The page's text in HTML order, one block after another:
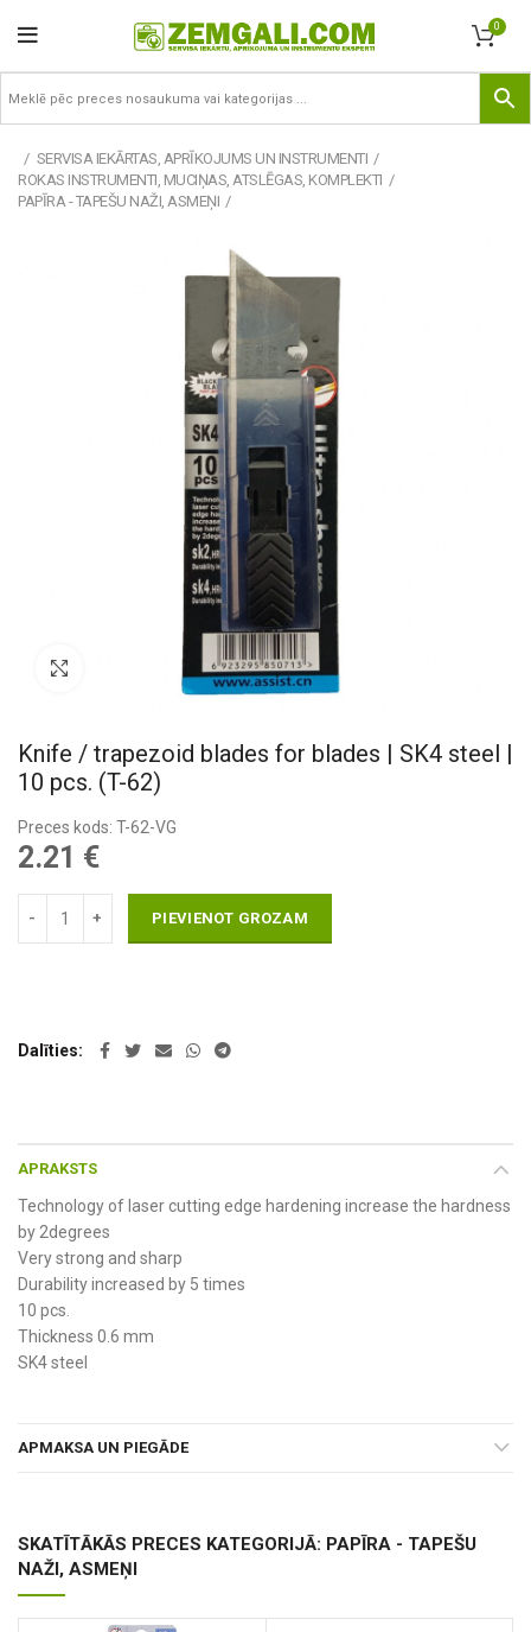
0
SERVISA IEKĀRTAS, APRĪKOJUMS UN INSTRUMENTI
ROKAS INSTRUMENTI, MUCIŅAS, ATSLĒGAS, KOMPLEKTI
PAPĪRA - TAPEŠU NAŽI, ASMEŅI
Knife / trapezoid blades for blades | SK4 steel |
10 pcs. (T-62)
Preces kods: T-62-VG
2.21 €
PIEVIENOT GROZAM
Dalīties
APRAKSTS
Technology of laser cutting edge hardening increase the hardness
by 2degrees
Very strong and sharp
Durability increased by 5 times
10 pcs.
Thickness 0.6 mm
SK4 steel
APMAKSA UN PIEGĀDE
SKATĪTĀKĀS PRECES KATEGORIJĀ: PAPĪRA - TAPEŠU
NAŽI, ASMEŅI